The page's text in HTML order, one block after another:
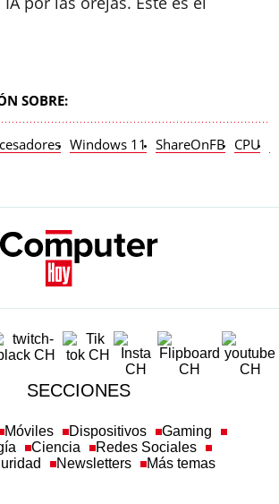
SOBRE:
Windows 11 ShareOnFB CPU
SECCIONES
Móviles Dispositivos
Gaming
Ciencia
Redes Sociales
Newsletters Más temas